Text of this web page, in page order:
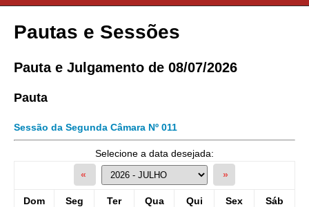
Pautas e Sessões
Pauta e Julgamento de 08/07/2026
Pauta
Sessão da Segunda Câmara Nº 011
Selecione a data desejada:
«
»
Dom Seg Ter Qua Qui Sex Sáb